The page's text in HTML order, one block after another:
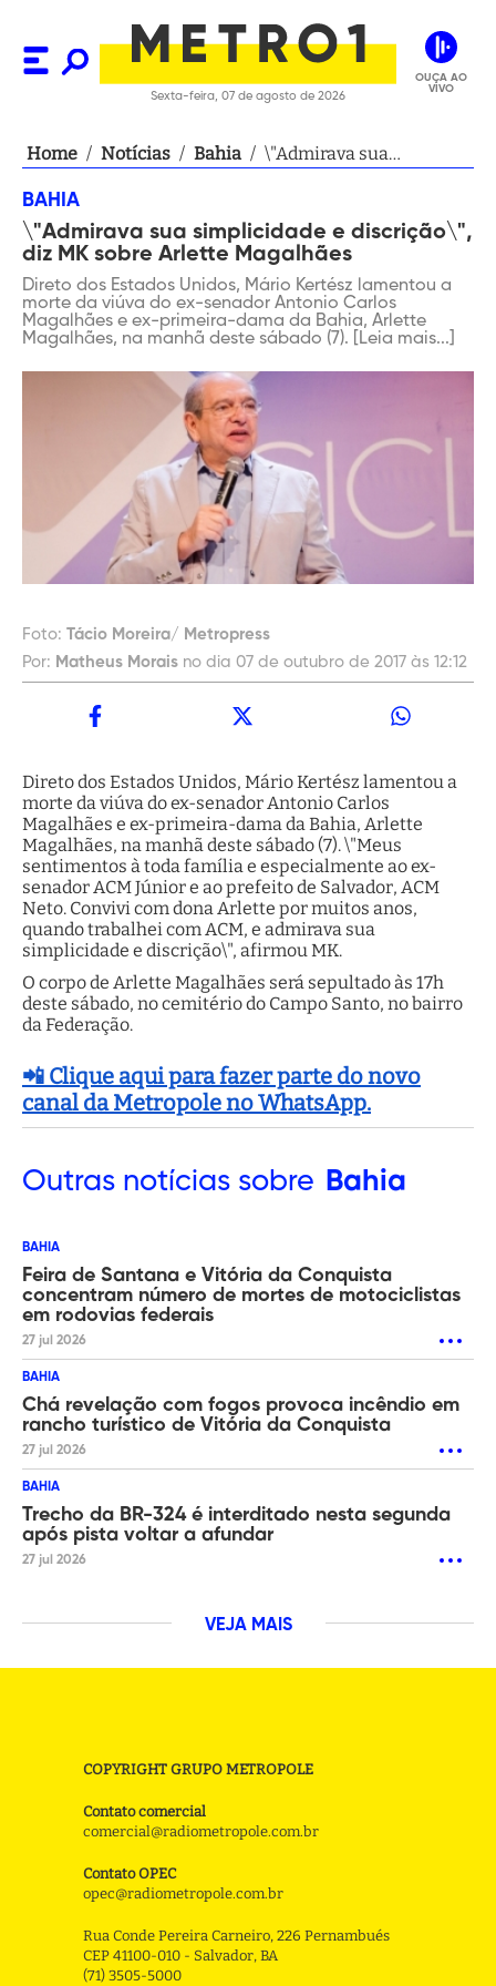
Sexta-feira, 07 de agosto de 2026
OUÇA AO
VIVO
Home / Notícias / Bahia / \"Admirava sua
Arlette Magalhães
BAHIA
\"Admirava sua simplicidade e discrição\",
diz MK sobre Arlette Magalhães
Direto dos Estados Unidos, Mário Kertész lamentou a
morte da viúva do ex-senador Antonio Carlos
Magalhães e ex-primeira-dama da Bahia, Arlette
Magalhães, na manhã deste sábado (7). [Leia mais...]
Foto: Tácio Moreira/ Metropress
Por: Matheus Morais no dia 07 de outubro de 2017 às 12:12
Direto dos Estados Unidos, Mário Kertész lamentou a
morte da viúva do ex-senador Antonio Carlos
Magalhães e ex-primeira-dama da Bahia, Arlette
Magalhães, na manhã deste sábado (7). \"Meus
sentimentos à toda família e especialmente ao ex-
senador ACM Júnior e ao prefeito de Salvador, ACM
Neto. Convivi com dona Arlette por muitos anos,
quando trabalhei com ACM, e admirava sua
simplicidade e discrição\", afirmou MK.
O corpo de Arlette Magalhães será sepultado às 17h
deste sábado, no cemitério do Campo Santo, no bairro
da Federação.
📲 Clique aqui para fazer parte do novo
canal da Metropole no WhatsApp.
Outras notícias sobre Bahia
BAHIA
Feira de Santana e Vitória da Conquista
concentram número de mortes de motociclistas
em rodovias federais
27 jul 2026
BAHIA
Chá revelação com fogos provoca incêndio em
rancho turístico de Vitória da Conquista
27 jul 2026
BAHIA
Trecho da BR-324 é interditado nesta segunda
após pista voltar a afundar
27 jul 2026
VEJA MAIS
COPYRIGHT GRUPO METROPOLE
Contato comercial
comercial@radiometropole.com.br
Contato OPEC
opec@radiometropole.com.br
Rua Conde Pereira Carneiro, 226 Pernambués
CEP 41100-010 - Salvador, BA
(71) 3505-5000